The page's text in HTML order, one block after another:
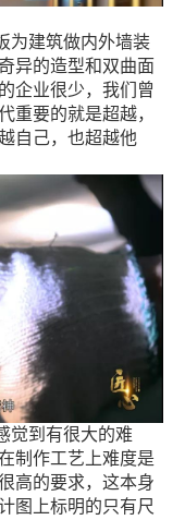
为建筑做内外墙装
异的造型和双曲面
企业很少，我们曾
重要的就是超越，
自己，也超越他
觉到有很大的难
制作工艺上难度是
高的要求，这本身
图上标明的只有尺